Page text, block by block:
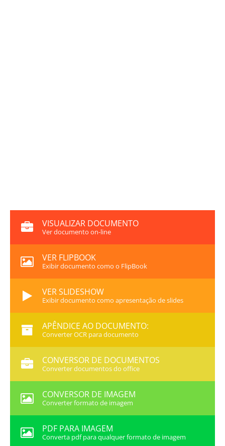
VISUALIZAR DOCUMENTO
Ver documento on-line
VER FLIPBOOK
Exibir documento como o FlipBook
VER SLIDESHOW
Exibir documento como apresentação de slides
APÊNDICE AO DOCUMENTO:
Converter OCR para documento
CONVERSOR DE DOCUMENTOS
Converter documentos do office
CONVERSOR DE IMAGEM
Converter formato de imagem
PDF PARA IMAGEM
Converta pdf para qualquer formato de imagem